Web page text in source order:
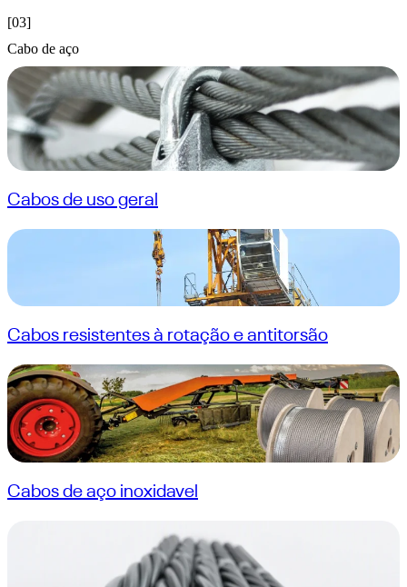
[03]
Cabo de aço
Cabos de uso geral
Cabos resistentes à rotação e antitorsão
Cabos de aço inoxidavel